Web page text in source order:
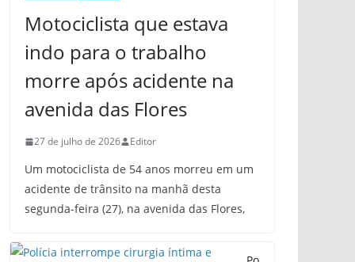
Motociclista que estava
indo para o trabalho
morre após acidente na
avenida das Flores
27 de julho de 2026 Editor
Um motociclista de 54 anos morreu em um
acidente de trânsito na manhã desta
segunda-feira (27), na avenida das Flores,